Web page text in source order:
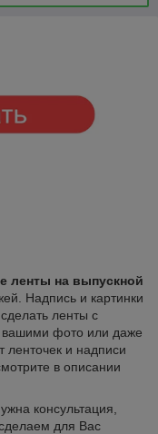
ленты на выпускной
Надпись и картинки
ленты с
вашими фото или даже
ленточек и надписи
в описании
консультация,
для Вас